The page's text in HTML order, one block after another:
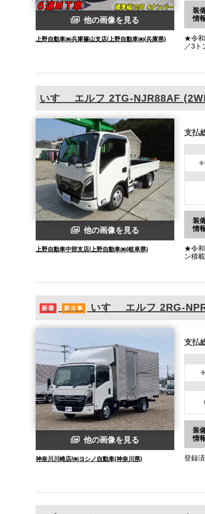
他の画像を見る
上野自動車㈱兵庫篠山支店/上野自動車㈱(兵庫県)
装
情
★令和
／3ト
いすゞ エルフ 2TG-NJR88AF
他の画像を見る
上野自動車中部支店/上野自動車㈱(岐阜県)
支払
令
装
情
★令和
ン積
新着 新古車 いすゞ エルフ 2RG-
他の画像を見る
神奈川川崎店/㈱ヨシノ自動車(神奈川県)
支払
装
情
登録